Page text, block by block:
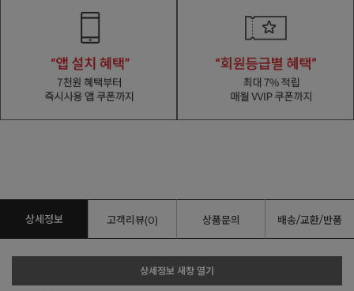
상세정보 고객리뷰(0) 상품문의 배송/교환/반품
상세정보 새창 열기